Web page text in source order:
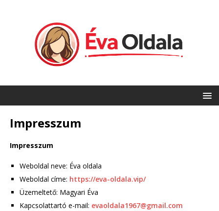
Impresszum
Impresszum
Weboldal neve: Éva oldala
Weboldal címe: https://eva-oldala.vip/
Üzemeltető: Magyari Éva
Kapcsolattartó e-mail: evaoldala1967@gmail.com